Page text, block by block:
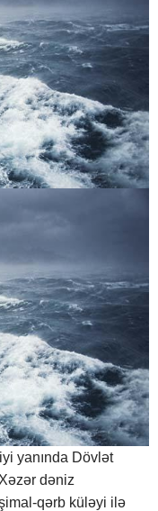
yanında Dövlət
dəniz
qərb küləyi ilə